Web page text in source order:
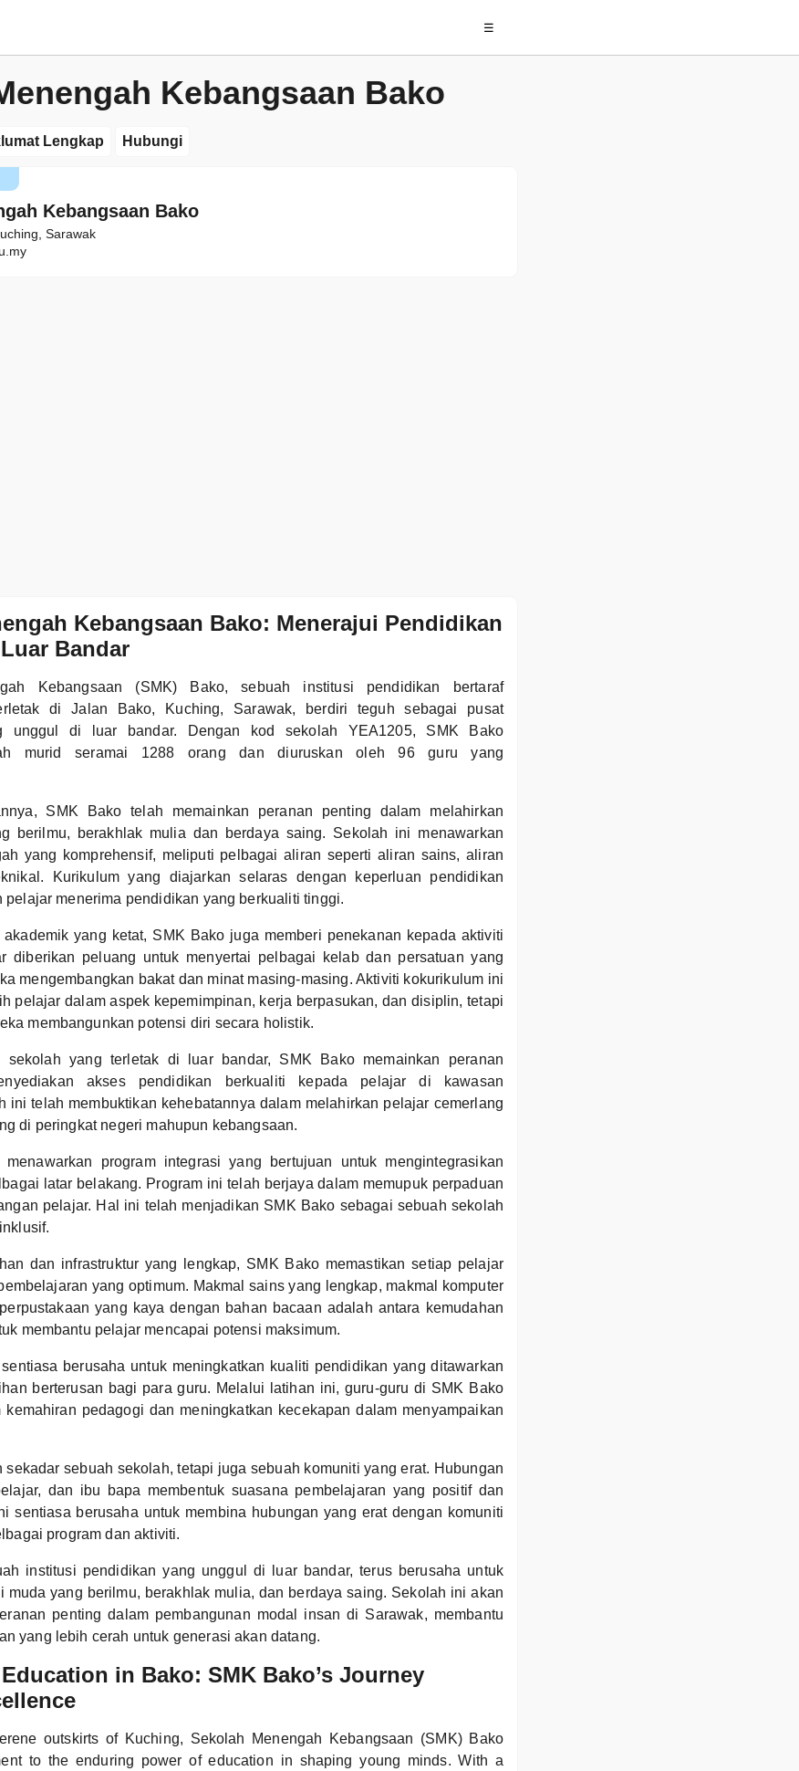
☰
Kebangsaan Bako
Lengkap Hubungi
Kebangsaan Bako
Sarawak
Kebangsaan Bako: Menerajui Pendidikan
Bandar
Kebangsaan (SMK) Bako, sebuah institusi pendidikan bertaraf
di Jalan Bako, Kuching, Sarawak, berdiri teguh sebagai pusat
unggul di luar bandar. Dengan kod sekolah YEA1205, SMK Bako
murid seramai 1288 orang dan diuruskan oleh 96 guru yang
SMK Bako telah memainkan peranan penting dalam melahirkan
berilmu, berakhlak mulia dan berdaya saing. Sekolah ini menawarkan
yang komprehensif, meliputi pelbagai aliran seperti aliran sains, aliran
Kurikulum yang diajarkan selaras dengan keperluan pendidikan
pelajar menerima pendidikan yang berkualiti tinggi.
yang ketat, SMK Bako juga memberi penekanan kepada aktiviti
diberikan peluang untuk menyertai pelbagai kelab dan persatuan yang
mengembangkan bakat dan minat masing-masing. Aktiviti kokurikulum ini
pelajar dalam aspek kepemimpinan, kerja berpasukan, dan disiplin, tetapi
membangunkan potensi diri secara holistik.
sekolah yang terletak di luar bandar, SMK Bako memainkan peranan
akses pendidikan berkualiti kepada pelajar di kawasan
ini telah membuktikan kehebatannya dalam melahirkan pelajar cemerlang
di peringkat negeri mahupun kebangsaan.
program integrasi yang bertujuan untuk mengintegrasikan
latar belakang. Program ini telah berjaya dalam memupuk perpaduan
pelajar. Hal ini telah menjadikan SMK Bako sebagai sebuah sekolah
dan infrastruktur yang lengkap, SMK Bako memastikan setiap pelajar
yang optimum. Makmal sains yang lengkap, makmal komputer
yang kaya dengan bahan bacaan adalah antara kemudahan
membantu pelajar mencapai potensi maksimum.
berusaha untuk meningkatkan kualiti pendidikan yang ditawarkan
berterusan bagi para guru. Melalui latihan ini, guru-guru di SMK Bako
kemahiran pedagogi dan meningkatkan kecekapan dalam menyampaikan
sekadar sebuah sekolah, tetapi juga sebuah komuniti yang erat. Hubungan
dan ibu bapa membentuk suasana pembelajaran yang positif dan
sentiasa berusaha untuk membina hubungan yang erat dengan komuniti
program dan aktiviti.
institusi pendidikan yang unggul di luar bandar, terus berusaha untuk
muda yang berilmu, berakhlak mulia, dan berdaya saing. Sekolah ini akan
penting dalam pembangunan modal insan di Sarawak, membantu
yang lebih cerah untuk generasi akan datang.
in Bako: SMK Bako’s Journey
outskirts of Kuching, Sekolah Menengah Kebangsaan (SMK) Bako
to the enduring power of education in shaping young minds. With a